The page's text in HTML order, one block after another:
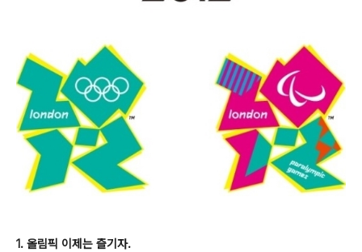
1. 올림픽 이제는 즐기자.